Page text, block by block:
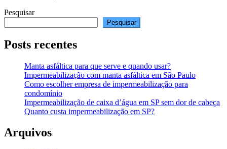
Pesquisar
Pesquisar
Posts recentes
Manta asfáltica para que serve e quando usar?
Impermeabilização com manta asfáltica em São Paulo
Como escolher empresa de impermeabilização para
condomínio
Impermeabilização de caixa d’água em SP sem dor de cabeça
Quanto custa impermeabilização em SP?
Arquivos